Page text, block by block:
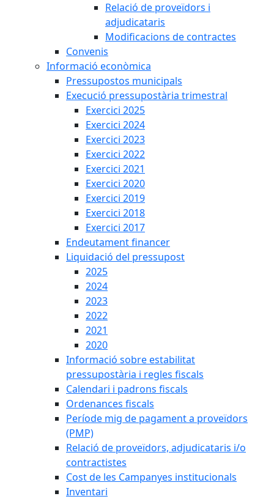
Relació de proveïdors i
adjudicataris
Modificacions de contractes
Convenis
Informació econòmica
Pressupostos municipals
Execució pressupostària trimestral
Exercici 2025
Exercici 2024
Exercici 2023
Exercici 2022
Exercici 2021
Exercici 2020
Exercici 2019
Exercici 2018
Exercici 2017
Endeutament financer
Liquidació del pressupost
2025
2024
2023
2022
2021
2020
Informació sobre estabilitat
pressupostària i regles fiscals
Calendari i padrons fiscals
Ordenances fiscals
Període mig de pagament a proveïdors
(PMP)
Relació de proveïdors, adjudicataris i/o
contractistes
Cost de les Campanyes institucionals
Inventari